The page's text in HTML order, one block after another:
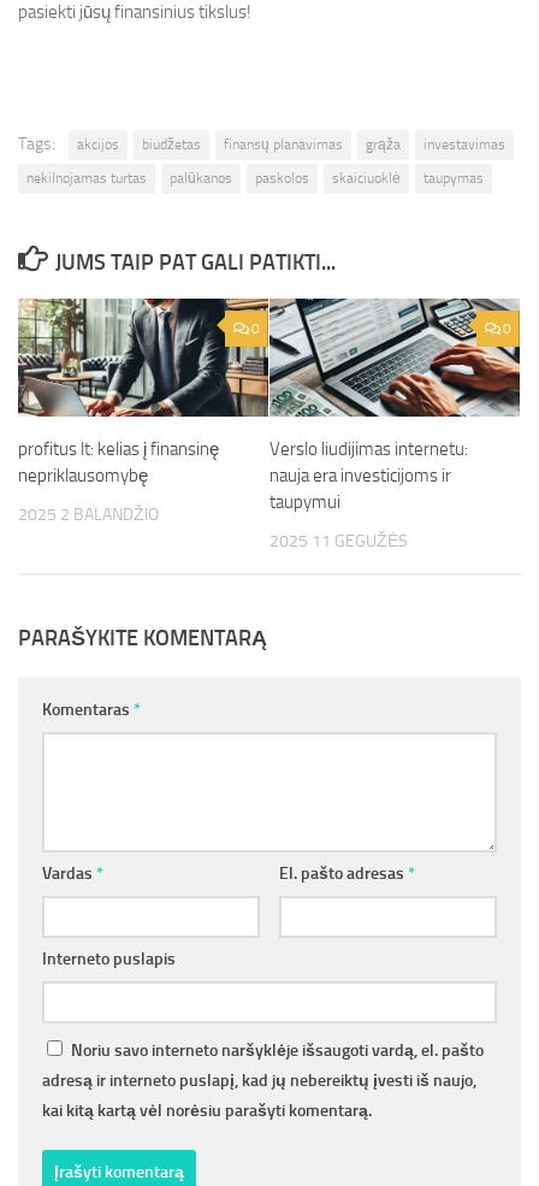
pasiekti jūsų finansinius tikslus!
Tags: akcijos biudžetas finansų planavimas grąža
investavimas
nekilnojamas turtas
palūkanos paskolos skaiciuoklė taupymas
JUMS TAIP PAT GALI PATIKTI...
0
profitus lt: kelias į finansinę
nepriklausomybę
2025 2 BALANDŽIO
0
Verslo liudijimas internetu:
nauja era investicijoms ir
taupymui
2025 11 GEGUŽĖS
PARAŠYKITE KOMENTARĄ
Komentaras *
Vardas * El. pašto adresas *
Interneto puslapis
Noriu savo interneto naršyklėje išsaugoti vardą, el. pašto
adresą ir interneto puslapį, kad jų nebereiktų įvesti iš naujo,
kai kitą kartą vėl norėsiu parašyti komentarą.